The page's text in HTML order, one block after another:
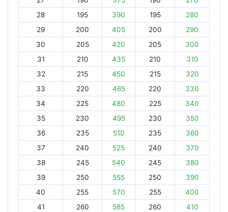
28
195 390 195
280
29
200 405 200
290
30
205 420 205
300
31
210 435 210
310
32
215 450 215
320
33
220 465 220
330
34
225 480 225
340
35
230 495 230
350
36
235 510 235
360
37
240 525 240
370
38
245 540 245
380
39
250 555 250
390
40
255 570 255
400
41
260 585 260
410